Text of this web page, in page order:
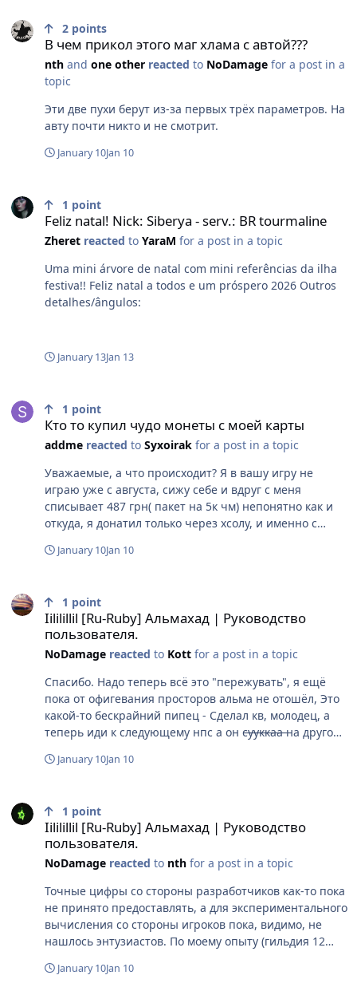
В чем прикол этого маг хлама с автой???
nth and one other reacted to NoDamage for a post in a
topic
2 points
Эти две пухи берут из-за первых трёх параметров. На
авту почти никто и не смотрит.
January 10Jan 10
Feliz natal! Nick: Siberya - serv.: BR tourmaline
Zheret reacted to YaraM for a post in a topic
1 point
Uma mini árvore de natal com mini referências da ilha
festiva!! Feliz natal a todos e um próspero 2026 Outros
detalhes/ângulos:
January 13Jan 13
Кто то купил чудо монеты с моей карты
addme reacted to Syxoirak for a post in a topic
1 point
Уважаемые, а что происходит? Я в вашу игру не
играю уже с августа, сижу себе и вдруг с меня
списывает 487 грн( пакет на 5к чм) непонятно как и
откуда, я донатил только через хсолу, и именно с
что могу предоставить . А если бы списали пока я
взламывают и воруют все что есть, теперь просто кто
то не понятно как купил чудо монеты за мои деньги с
моей карты !!! Между прочим с сайта который У ВАС
НА ОФИЦИАЛЬНОМ ФОРУМЕ СВЕТИТСЯ КАК
Рекомендация ДЛЯ ДОНАТА
January 10Jan 10
Iililillil [Ru-Ruby] Альмахад | Руководство
пользователя.
NoDamage reacted to Kott for a post in a topic
1 point
Спасибо. Надо теперь всë это "пережувать", я ещë
пока от офигевания просторов альма не отошëл, Это
какой-то бескрайний пипец - Сделал кв, молодец, а
теперь иди к следующему нпс а он с̶у̶у̶к̶к̶а̶а̶ на другом
жизни произнесу фразу - "О, Как я хочу бабуши"
January 10Jan 10
Iililillil [Ru-Ruby] Альмахад | Руководство
пользователя.
NoDamage reacted to nth for a post in a topic
1 point
Точные цифры со стороны разработчиков как-то пока
не принято предоставлять, а для экспериментального
вычисления со стороны игроков пока, видимо, не
нашлось энтузиастов. По моему опыту (гильдия 12
базовые статы - крит, пробив, точность, скорость.
January 10Jan 10